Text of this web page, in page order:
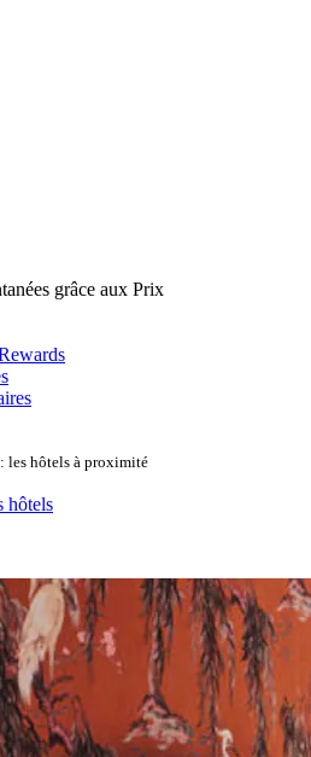
grâce aux Prix
les hôtels à proximité
hôtels